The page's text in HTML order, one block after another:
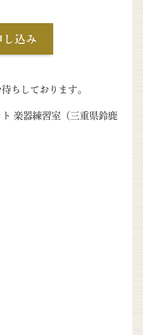
し込み
ちしております。
楽器練習室（三重県鈴鹿